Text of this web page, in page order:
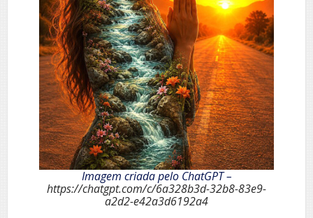
Imagem criada pelo ChatGPT –
https://chatgpt.com/c/6a328b3d-32b8-83e9-
a2d2-e42a3d6192a4